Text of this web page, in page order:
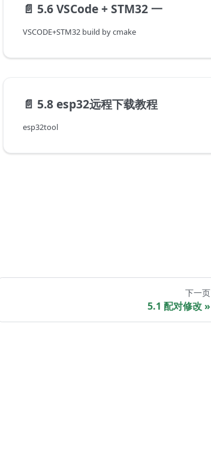
📄️ 5.6 VSCode + STM32 一
VSCODE+STM32 build by cmake
📄️ 5.8 esp32远程下载教程
esp32tool
下一页
5.1 配对修改